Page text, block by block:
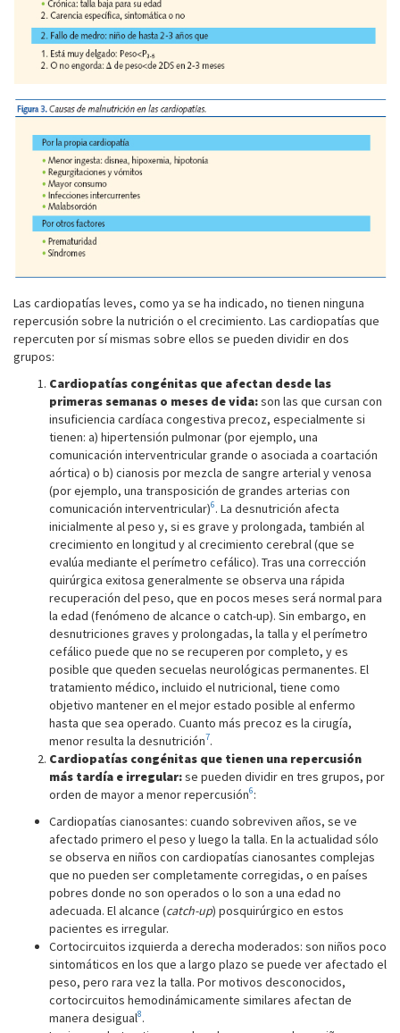
Las cardiopatías leves, como ya se ha indicado, no tienen ninguna
repercusión sobre la nutrición o el crecimiento. Las cardiopatías que
repercuten por sí mismas sobre ellos se pueden dividir en dos
grupos:
Cardiopatías congénitas que afectan desde las
primeras semanas o meses de vida:son las que cursan con
insuficiencia cardíaca congestiva precoz, especialmente si
tienen: a) hipertensión pulmonar (por ejemplo, una
comunicación interventricular grande o asociada a coartación
aórtica) o b) cianosis por mezcla de sangre arterial y venosa
(por ejemplo, una transposición de grandes arterias con
comunicación interventricular)6. La desnutrición afecta
inicialmente al peso y, si es grave y prolongada, también al
crecimiento en longitud y al crecimiento cerebral (que se
evalúa mediante el perímetro cefálico). Tras una corrección
quirúrgica exitosa generalmente se observa una rápida
recuperación del peso, que en pocos meses será normal para
la edad (fenómeno de alcance o catch-up). Sin embargo, en
desnutriciones graves y prolongadas, la talla y el perímetro
cefálico puede que no se recuperen por completo, y es
posible que queden secuelas neurológicas permanentes. El
tratamiento médico, incluido el nutricional, tiene como
objetivo mantener en el mejor estado posible al enfermo
hasta que sea operado. Cuanto más precoz es la cirugía,
menor resulta la desnutrición7.
Cardiopatías congénitas que tienen una repercusión
más tardía e irregular:se pueden dividir en tres grupos, por
orden de mayor a menor repercusión6:
Cardiopatías cianosantes: cuando sobreviven años, se ve
afectado primero el peso y luego la talla. En la actualidad sólo
se observa en niños con cardiopatías cianosantes complejas
que no pueden ser completamente corregidas, o en países
pobres donde no son operados o lo son a una edad no
adecuada. El alcance (catch-up) posquirúrgico en estos
pacientes es irregular.
Cortocircuitos izquierda a derecha moderados: son niños poco
sintomáticos en los que a largo plazo se puede ver afectado el
peso, pero rara vez la talla. Por motivos desconocidos,
cortocircuitos hemodinámicamente similares afectan de
manera desigual8.